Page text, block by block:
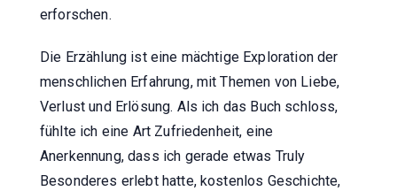
erforschen.
Die Erzählung ist eine mächtige Exploration der
menschlichen Erfahrung, mit Themen von Liebe,
Verlust und Erlösung. Als ich das Buch schloss,
fühlte ich eine Art Zufriedenheit, eine
Anerkennung, dass ich gerade etwas Truly
Besonderes erlebt hatte, kostenlos Geschichte,